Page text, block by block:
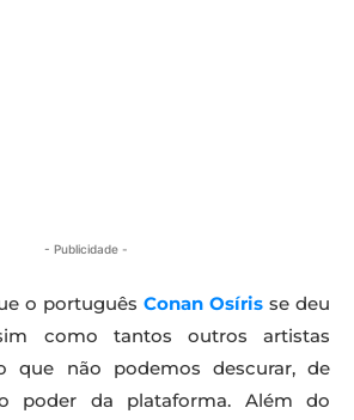
- Publicidade -
o português Conan Osíris se deu
como tantos outros artistas
que não podemos descurar, de
poder da plataforma. Além do